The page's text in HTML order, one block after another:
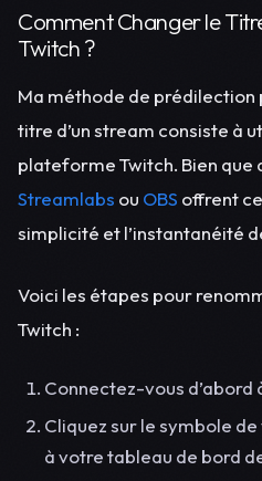
Comment Changer le
Twitch ?
Ma méthode de prédilection
titre d’un stream consiste à
plateforme Twitch. Bien que
Streamlabs ou OBS offrent
simplicité et l’instantanéité
Voici les étapes pour
Twitch :
Connectez-vous
Cliquez sur le symbole
à votre tableau de bord